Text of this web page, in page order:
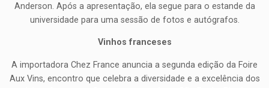
Anderson. Após a apresentação, ela segue para o estande da
universidade para uma sessão de fotos e autógrafos.
Vinhos franceses
A importadora Chez France anuncia a segunda edição da Foire
Aux Vins, encontro que celebra a diversidade e a excelência dos